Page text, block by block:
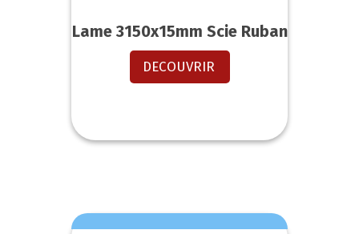
Lame 3150x15mm Scie Ruban
DECOUVRIR